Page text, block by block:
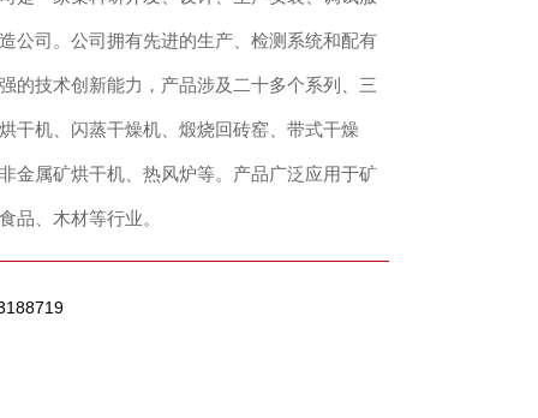
公司。公司拥有先进的生产、检测系统和配有
的技术创新能力，产品涉及二十多个系列、三
干机、闪蒸干燥机、煅烧回砖窑、带式干燥
金属矿烘干机、热风炉等。产品广泛应用于矿
品、木材等行业。